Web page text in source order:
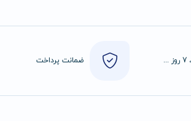
24 ساعته، 7 روز هفته ضمانت پرداخت